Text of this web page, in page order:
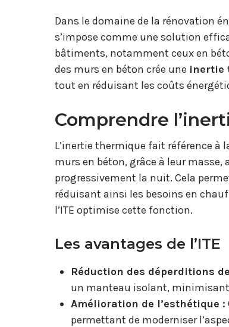
Dans le domaine de la rénovation
s’impose comme une solution
bâtiments, notamment ceux en
des murs en béton crée une inertie
tout en réduisant les coûts
Comprendre
L’inertie thermique fait référence à
murs en béton, grâce à leur
progressivement la nuit. Cela
réduisant ainsi les besoins en
l’ITE optimise cette fonction.
Les avantages de l’ITE
Réduction des déperditions
un manteau isolant, minimisant
Amélioration de l’esthétique :
permettant de moderniser